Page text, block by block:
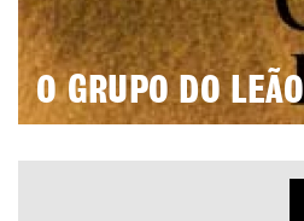
O GRUPO DO LEÃO